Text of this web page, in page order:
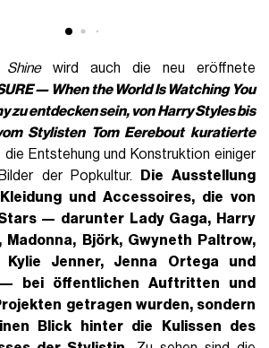
wird auch die neu eröffnete
— When the World Is Watching You
zu entdecken sein, von Harry Styles bis
Stylisten Tom Eereboutkuratierte
Entstehung und Konstruktion einiger
der Popkultur.
Die Ausstellung
und Accessoires, die von
— darunter Lady Gaga, Harry
Madonna, Björk, Gwyneth Paltrow,
Kylie Jenner, Jenna Ortega und
— bei öffentlichen Auftritten und
getragen wurden, sondern
Blick hinter die Kulissen des